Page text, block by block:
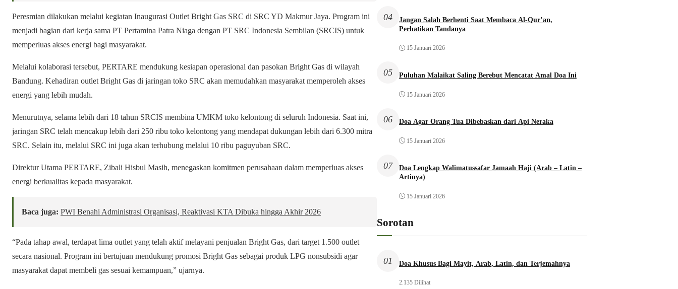
Peresmian dilakukan melalui kegiatan Inaugurasi Outlet Bright Gas SRC di SRC YD Makmur Jaya. Program ini
menjadi bagian dari kerja sama PT Pertamina Patra Niaga dengan PT SRC Indonesia Sembilan (SRCIS) untuk
memperluas akses energi bagi masyarakat.
Melalui kolaborasi tersebut, PERTARE mendukung kesiapan operasional dan pasokan Bright Gas di wilayah
Bandung. Kehadiran outlet Bright Gas di jaringan toko SRC akan memudahkan masyarakat memperoleh akses
energi yang lebih mudah.
Menurutnya, selama lebih dari 18 tahun SRCIS membina UMKM toko kelontong di seluruh Indonesia. Saat ini,
jaringan SRC telah mencakup lebih dari 250 ribu toko kelontong yang mendapat dukungan lebih dari 6.300 mitra
SRC. Selain itu, melalui SRC ini juga akan terhubung melalui 10 ribu paguyuban SRC.
Direktur Utama PERTARE, Zibali Hisbul Masih, menegaskan komitmen perusahaan dalam memperluas akses
energi berkualitas kepada masyarakat.
Baca juga: PWI Benahi Administrasi Organisasi, Reaktivasi KTA Dibuka hingga Akhir 2026
“Pada tahap awal, terdapat lima outlet yang telah aktif melayani penjualan Bright Gas, dari target 1.500 outlet
secara nasional. Program ini bertujuan mendukung promosi Bright Gas sebagai produk LPG nonsubsidi agar
masyarakat dapat membeli gas sesuai kemampuan,” ujarnya.
04
Jangan Salah Berhenti Saat Membaca Al-Qur’an,
Perhatikan Tandanya
15 Januari 2026
05 Puluhan Malaikat Saling Berebut Mencatat Amal Doa Ini
15 Januari 2026
06 Doa Agar Orang Tua Dibebaskan dari Api Neraka
15 Januari 2026
07
Doa Lengkap Walimatussafar Jamaah Haji (Arab – Latin –
Artinya)
15 Januari 2026
Sorotan
01 Doa Khusus Bagi Mayit, Arab, Latin, dan Terjemahnya
2.135 Dilihat